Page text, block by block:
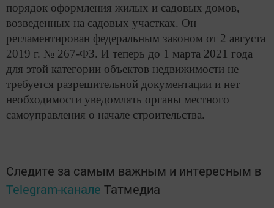
порядок оформления жилых и садовых домов,
возведенных на садовых участках. Он
регламентирован федеральным законом от 2 августа
2019 г. № 267-ФЗ. И теперь до 1 марта 2021 года
для этой категории объектов недвижимости не
требуется разрешительной документации и нет
необходимости уведомлять органы местного
самоуправления о начале строительства.
Следите за самым важным и интересным в
Telegram-канале Татмедиа